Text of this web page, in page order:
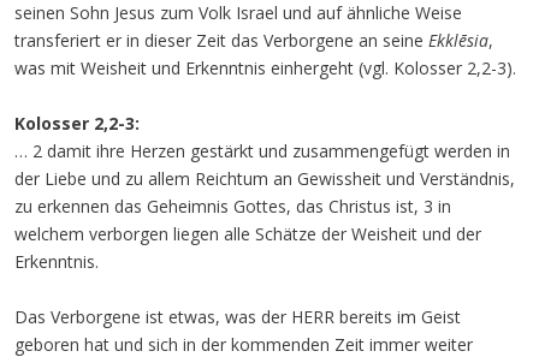
seinen Sohn Jesus zum Volk Israel und auf ähnliche Weise
transferiert er in dieser Zeit das Verborgene an seine Ekklēsia,
was mit Weisheit und Erkenntnis einhergeht (vgl. Kolosser 2,2-3).
Kolosser 2,2-3:
… 2 damit ihre Herzen gestärkt und zusammengefügt werden in
der Liebe und zu allem Reichtum an Gewissheit und Verständnis,
zu erkennen das Geheimnis Gottes, das Christus ist, 3 in
welchem verborgen liegen alle Schätze der Weisheit und der
Erkenntnis.
Das Verborgene ist etwas, was der HERR bereits im Geist
geboren hat und sich in der kommenden Zeit immer weiter